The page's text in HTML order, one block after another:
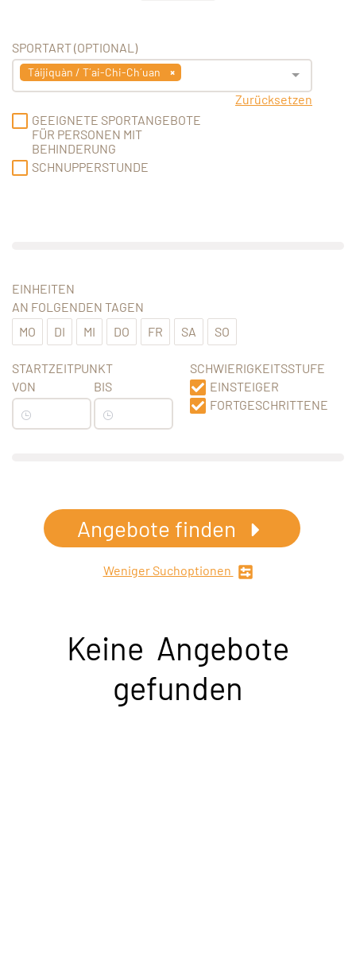
SPORTART (OPTIONAL)
Táijiquàn / T´ai-Chi-Ch´uan
Zurücksetzen
GEEIGNETE SPORTANGEBOTE
FÜR PERSONEN MIT
BEHINDERUNG
SCHNUPPERSTUNDE
EINHEITEN
AN FOLGENDEN TAGEN
MO
DI MI DO FR SA SO
STARTZEITPUNKT
VON
BIS
SCHWIERIGKEITSSTUFE
EINSTEIGER
FORTGESCHRITTENE
Angebote finden
Weniger Suchoptionen
Keine Angebote
gefunden